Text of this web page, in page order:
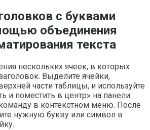
с буквами
объединения
текста
нескольких ячеек, в которых
Выделите ячейки,
части таблицы, и используйте
и поместить в центр» на панели
в контекстном меню. После
нужную букву или символ в